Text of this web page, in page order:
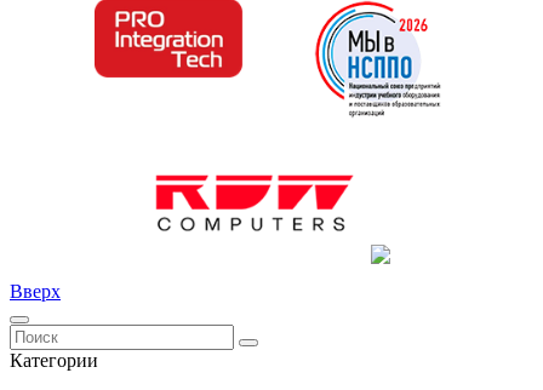
Вверх
Категории